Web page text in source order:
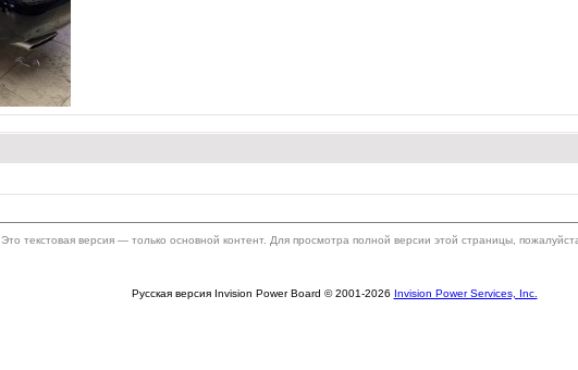
Это текстовая версия — только основной контент. Для просмотра полной версии этой страницы,
Русская версия Invision Power Board © 2001-2026 Invision Power Services, Inc.